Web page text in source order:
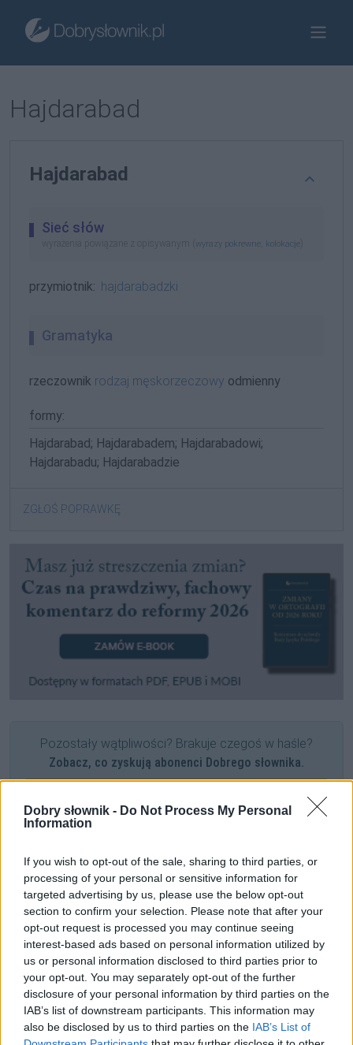
Dobry słownik - Do Not Process My Personal
Information
If you wish to opt-out of the sale, sharing to third parties, or
processing of your personal or sensitive information for
targeted advertising by us, please use the below opt-out
section to confirm your selection. Please note that after your
opt-out request is processed you may continue seeing
interest-based ads based on personal information utilized by
us or personal information disclosed to third parties prior to
your opt-out. You may separately opt-out of the further
disclosure of your personal information by third parties on the
IAB’s list of downstream participants. This information may
also be disclosed by us to third parties on the IAB’s List of
Hajdarabad
Hajdarabad
Sieć słów
wyrażenia powiązane z opisywanym ( wyrazy pokrewne kolokacje
przymiotnik: hajdarabadzki
Gramatyka
rzeczownik rodzaj męskorzeczowy odmienny
formy:
Hajdarabad; Hajdarabadem; Hajdarabadowi;
Hajdarabadu; Hajdarabadzie
ZGŁOŚ POPRAWKĘ
Pozostały wątpliwości? Brakuje czegoś w haśle?
Zobacz, co zyskują abonenci Dobrego słownika.
Często sprawdzane
O (nie)odmienności i wymowie nazwiskaBranagh
Wszędobylskiebyć
O odmianie
Ciekawostki
na pohybel— A skądpohybel?
Cudka
— Cudka — pochodzenie imienia